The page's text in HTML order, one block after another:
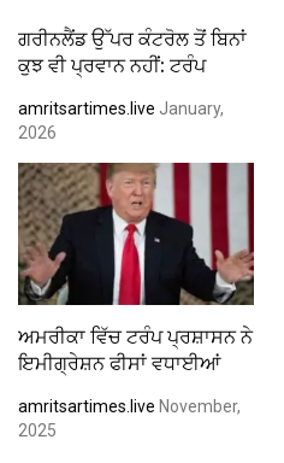
ਗਰੀਨਲੈਂਡ ਉੱਪਰ ਕੰਟਰੋਲ ਤੋਂ ਬਿਨਾਂ
ਕੁਝ ਵੀ ਪ੍ਰਵਾਨ ਨਹੀਂ: ਟਰੰਪ
amritsartimes.live January,
2026
ਅਮਰੀਕਾ ਵਿੱਚ ਟਰੰਪ ਪ੍ਰਸ਼ਾਸਨ ਨੇ
ਇਮੀਗ੍ਰੇਸ਼ਨ ਫੀਸਾਂ ਵਧਾਈਆਂ
amritsartimes.live November,
2025